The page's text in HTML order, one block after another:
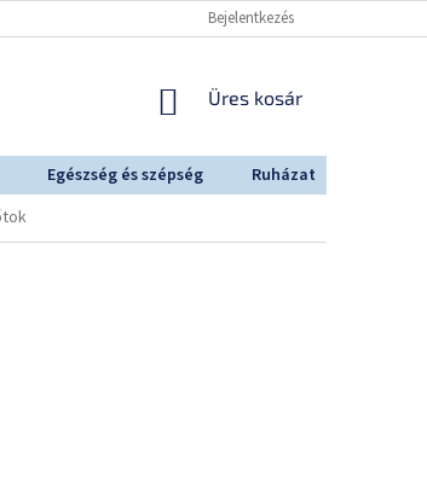
Bejelentkezés
KOSÁR
Üres kosár
Egészség és szépség Ruházat